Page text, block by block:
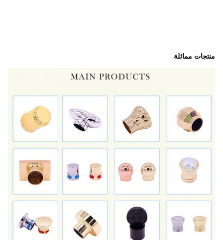
منتجات مماثلة